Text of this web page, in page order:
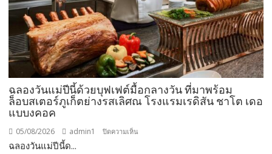
มา
ชู
ผล
สำเร็จ
การ
อนุรักษ์
ทะเล
จาก
ฉลองวันแม่ปีนี้ด้วยบุฟเฟต์มื้อกลางวัน ที่มาพร้อม
ล็อบสเตอร์ภูเก็ตย่างรสเลิศณ โรงแรมเรดิสัน ชาโต เดอ
แบบงคอค
05/08/2026 admin1 ปิดความเห็น
ฉลองวันแม่ปีนี้ด...